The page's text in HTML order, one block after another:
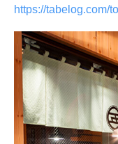
https://tabelog.com/